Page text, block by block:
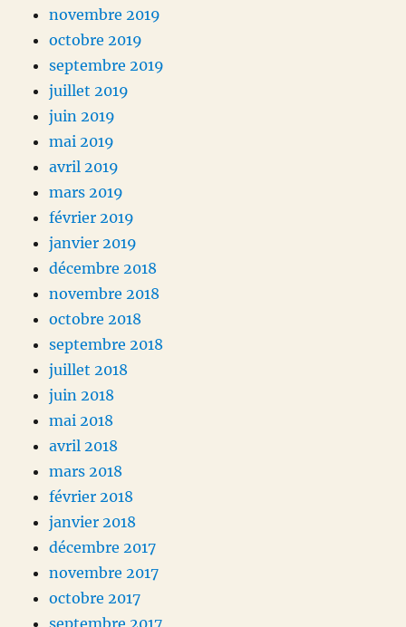
novembre 2019
octobre 2019
septembre 2019
juillet 2019
juin 2019
mai 2019
avril 2019
mars 2019
février 2019
janvier 2019
décembre 2018
novembre 2018
octobre 2018
septembre 2018
juillet 2018
juin 2018
mai 2018
avril 2018
mars 2018
février 2018
janvier 2018
décembre 2017
novembre 2017
octobre 2017